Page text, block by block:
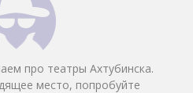
про театры Ахтубинска.
место, попробуйте